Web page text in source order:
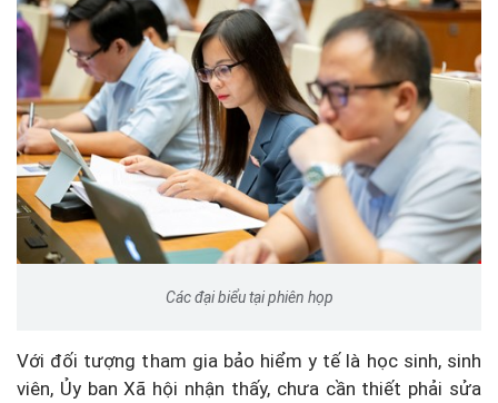
Các đại biểu tại phiên họp
Với đối tượng tham gia bảo hiểm y tế là học sinh, sinh
viên, Ủy ban Xã hội nhận thấy, chưa cần thiết phải sửa